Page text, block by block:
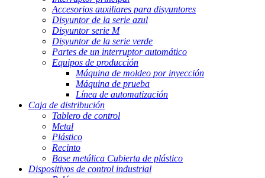
Accesorios auxiliares para disyuntores
Disyuntor de la serie azul
Disyuntor serie M
Disyuntor de la serie verde
Partes de un interruptor automático
Equipos de producción
Máquina de moldeo por inyección
Máquina de prueba
Línea de automatización
Caja de distribución
Tablero de control
Metal
Plástico
Recinto
Base metálica Cubierta de plástico
Dispositivos de control industrial